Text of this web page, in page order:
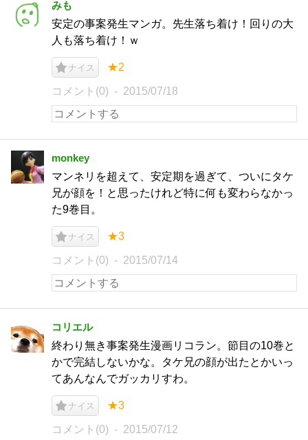
みも
安定の事案発生マンガ。先生落ち着け！回りの大
人も落ち着け！ｗ
ナイス ★2
コメント(0) 2015/07/18
monkey
マンネリを超えて、安定期を過ぎて、ついにタケ
兄が顔を！と思ったけれど特に何も変わらなかっ
た9巻目。
ナイス ★3
コメント(0) 2015/07/14
コリエル
終わり無き事案発生漫画リコラン。節目の10巻と
かで完結しないかな。タケ兄の顔が出たとかいっ
てあんなんでガッカリすわ。
ナイス ★3
コメント(0) 2015/07/12